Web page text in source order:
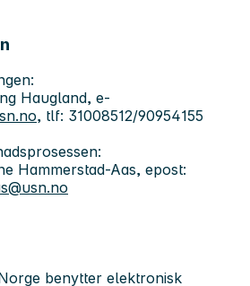
Haugland, e-
, tlf: 31008512/90954155
Hammerstad-Aas, epost:
benytter elektronisk